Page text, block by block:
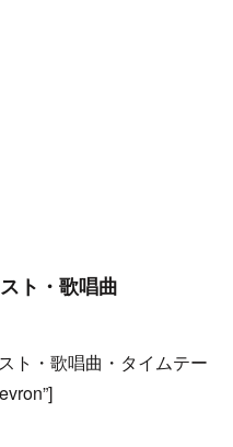
ト・歌唱曲
ト・歌唱曲・タイムテー